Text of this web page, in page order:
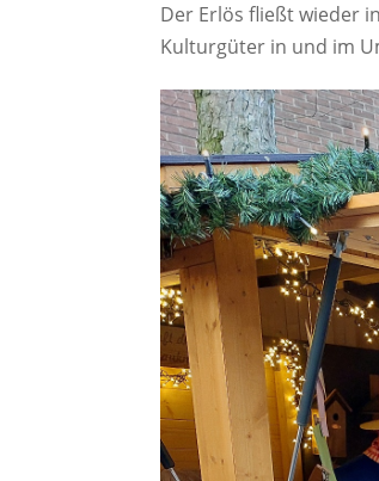
Der Erlös fließt wieder
Kulturgüter in und im